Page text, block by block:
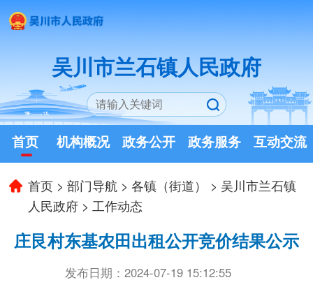
吴川市兰石镇人民政府
首页 机构概况 政务公开 政务服务 互动交流
首页 >部门导航 >各镇（街道） > 吴川市兰石镇
人民政府 > 工作动态
庄艮村东基农田出租公开竞价结果公示
发布日期：2024-07-19 15:12:55